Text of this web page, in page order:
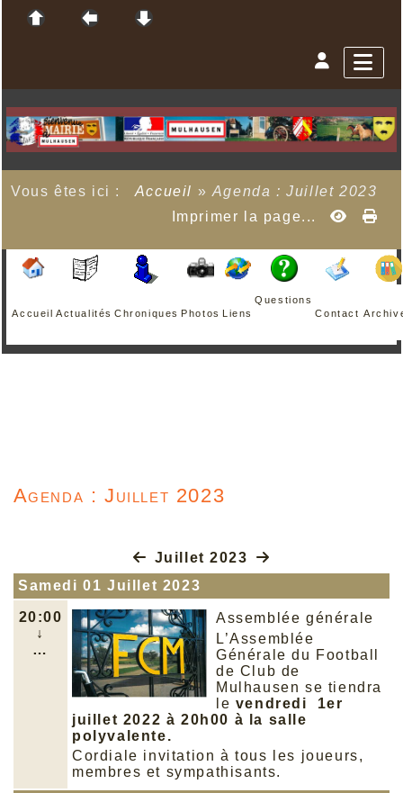
Vous êtes ici : Accueil » Agenda : Juillet 2023
Imprimer la page...
Accueil Actualités Chroniques Photos Liens
Questions
Contact
Agenda : Juillet 2023
Juillet 2023
Samedi 01 Juillet 2023
20:00
↓
…
Assemblée générale
L’Assemblée
Générale du Football
de Club de
Mulhausen se tiendra
le vendredi 1er
juillet 2022 à 20h00 à la salle
polyvalente.
Cordiale invitation à tous les joueurs,
membres et sympathisants.